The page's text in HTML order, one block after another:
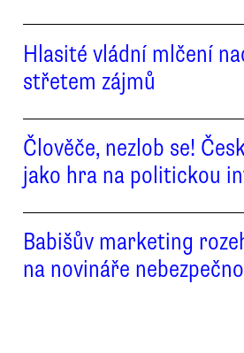
Hlasité vládní mlčení
střetem zájmů
Člověče, nezlob se!
jako hra na politickou
Babišův marketing
na novináře